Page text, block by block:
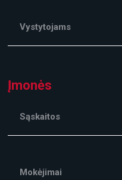
Vystytojams
Įmonės
Sąskaitos
Mokėjimai